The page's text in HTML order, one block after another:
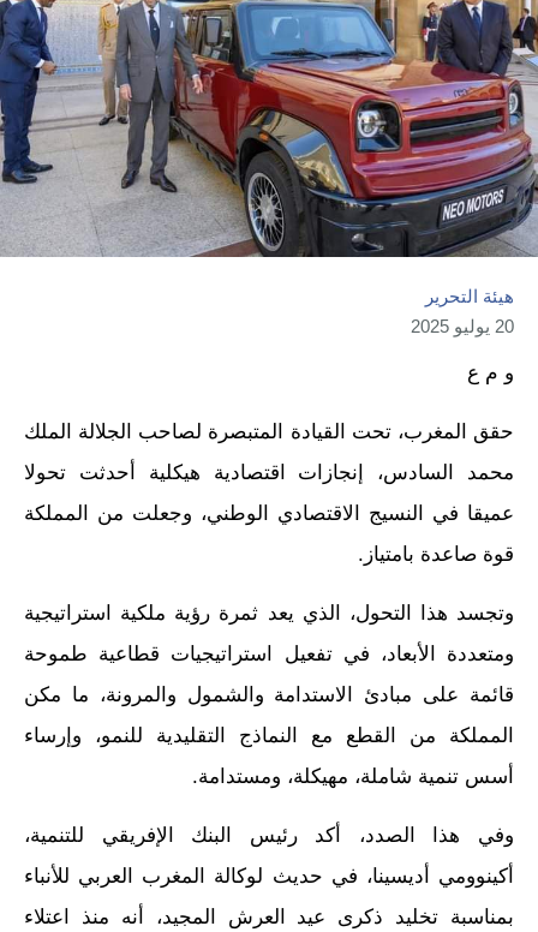
هيئة التحرير
20 يوليو 2025
و م ع
حقق المغرب، تحت القيادة المتبصرة لصاحب الجلالة الملك
محمد السادس، إنجازات اقتصادية هيكلية أحدثت تحولا
عميقا في النسيج الاقتصادي الوطني، وجعلت من المملكة
قوة صاعدة بامتياز.
وتجسد هذا التحول، الذي يعد ثمرة رؤية ملكية استراتيجية
ومتعددة الأبعاد، في تفعيل استراتيجيات قطاعية طموحة
قائمة على مبادئ الاستدامة والشمول والمرونة، ما مكن
المملكة من القطع مع النماذج التقليدية للنمو، وإرساء
أسس تنمية شاملة، مهيكلة، ومستدامة.
وفي هذا الصدد، أكد رئيس البنك الإفريقي للتنمية،
أكينوومي أديسينا، في حديث لوكالة المغرب العربي للأنباء
بمناسبة تخليد ذكرى عيد العرش المجيد، أنه منذ اعتلاء